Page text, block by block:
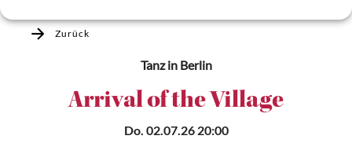
Zurück
Tanzin Berlin
Arrival of the Village
Do. 02.07.26 20:00